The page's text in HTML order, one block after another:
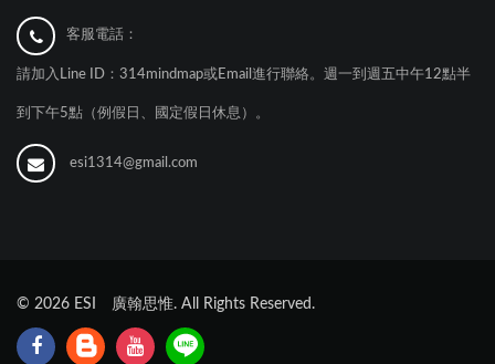
客服電話：
請加入Line ID：314mindmap或Email進行聯絡。週一到週五中午12點半
到下午5點（例假日、國定假日休息）。
esi1314@gmail.com
© 2026 ESI 廣翰思惟. All Rights Reserved.